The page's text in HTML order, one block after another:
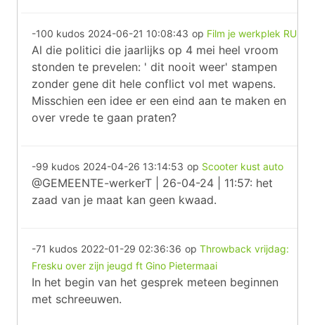
-100 kudos 2024-06-21 10:08:43 op Film je werkplek RU
Al die politici die jaarlijks op 4 mei heel vroom
stonden te prevelen: ' dit nooit weer' stampen
zonder gene dit hele conflict vol met wapens.
Misschien een idee er een eind aan te maken en
over vrede te gaan praten?
-99 kudos 2024-04-26 13:14:53 op Scooter kust auto
@GEMEENTE-werkerT | 26-04-24 | 11:57: het
zaad van je maat kan geen kwaad.
-71 kudos 2022-01-29 02:36:36 op Throwback vrijdag:
Fresku over zijn jeugd ft Gino Pietermaai
In het begin van het gesprek meteen beginnen
met schreeuwen.